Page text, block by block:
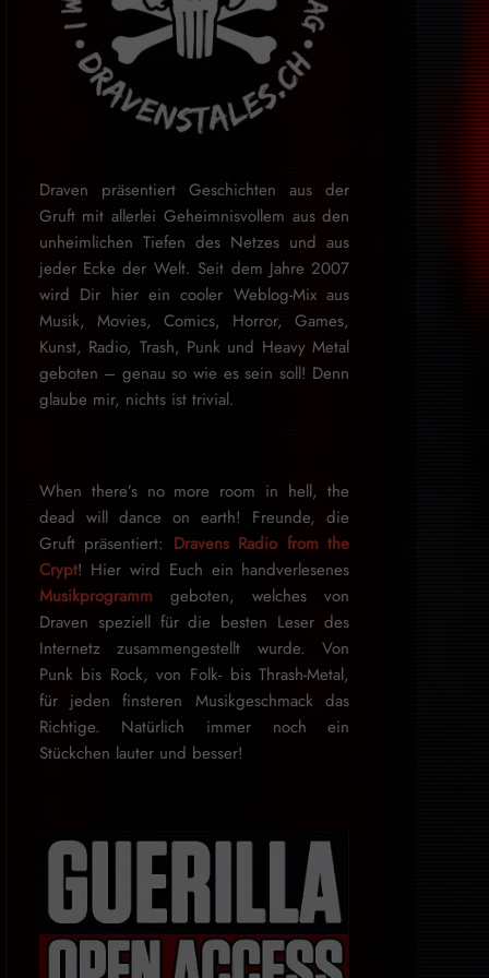
Draven präsentiert Geschichten aus der
Gruft mit allerlei Geheimnisvollem aus den
unheimlichen Tiefen des Netzes und aus
jeder Ecke der Welt. Seit dem Jahre 2007
wird Dir hier ein cooler Weblog-Mix aus
Musik, Movies, Comics, Horror, Games,
Kunst, Radio, Trash, Punk und Heavy Metal
geboten – genau so wie es sein soll! Denn
glaube mir, nichts ist trivial.
When there’s no more room in hell, the
dead will dance on earth! Freunde, die
Gruft präsentiert: Dravens Radio from the
Crypt! Hier wird Euch ein handverlesenes
Musikprogramm geboten, welches von
Draven speziell für die besten Leser des
Internetz zu­sammen­ge­stellt wurde. Von
Punk bis Rock, von Folk- bis Thrash-Metal,
für je­den finsteren Mu­sik­ge­schmack das
Rich­tige. Natürlich immer noch ein
Stückchen lauter und besser!